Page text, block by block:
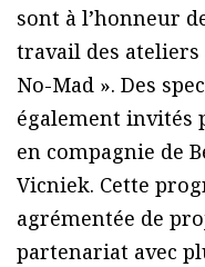
sont à l’honneur
travail des
No-Mad ». Des
également invités
en compagnie de
Vicniek. Cette
agrémentée de
partenariat avec